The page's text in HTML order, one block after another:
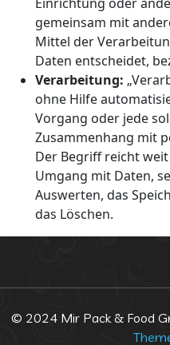
gemeinsam mit
Mittel der
Daten entscheidet,
Verarbeitung:
ohne Hilfe
Vorgang oder jede
Zusammenhang mit
Der Begriff reicht
Umgang mit Daten,
Auswerten, das
das Löschen.
© 2024 Mir Pack & Food